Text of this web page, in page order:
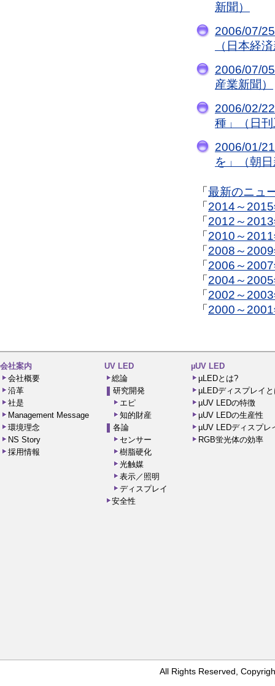
新聞）
2006/07/
（日本経
2006/07/
産業新聞）
2006/02/
種」（日
2006/01/
を」（朝
「 最新のニュ
「 2014～
「 2012～
「 2010～
「 2008～
「 2006～
「 2004～
「 2002～
「 2000～
会社案内
会社概要
沿革
社是
Management Message
環境理念
NS Story
採用情報
UV LED
総論
研究開発
エピ
知的財産
各論
センサー
樹脂硬化
光触媒
表示／照明
ディスプレイ
安全性
µUV LED
µLEDとは?
µLEDディスプレイ
µUV LEDの特徴
µUV LEDの生産性
µUV LEDディスプレ
RGB蛍光体の効率
All Rights Reserved,